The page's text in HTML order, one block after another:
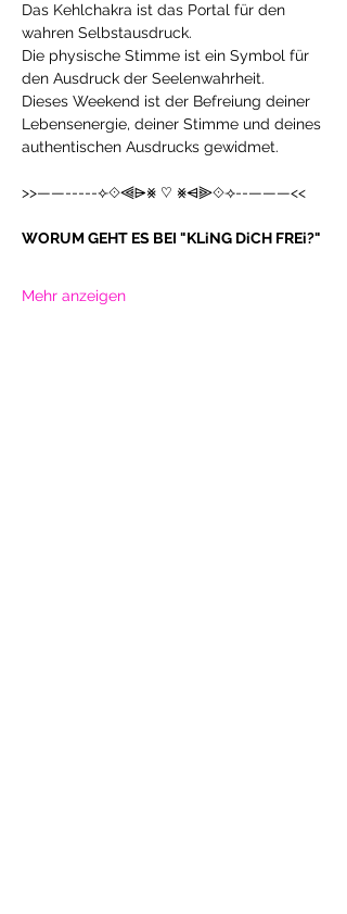
Das Kehlchakra ist das Portal für den
wahren Selbstausdruck.
Die physische Stimme ist ein Symbol für
den Ausdruck der Seelenwahrheit.
Dieses Weekend ist der Befreiung deiner
Lebensenergie, deiner Stimme und deines
authentischen Ausdrucks gewidmet.
>>——-----⟣⟐⫷⩥⨳ ♡ ⨳⩤⫸⟐⟢--———<<
WORUM GEHT ES BEI "KLiNG DiCH FREi?"
Mehr anzeigen